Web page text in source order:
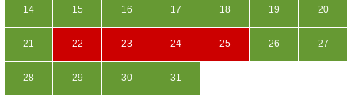
14 15 16 17 18 19 20
21 22 23 24 25 26 27
28 29 30 31